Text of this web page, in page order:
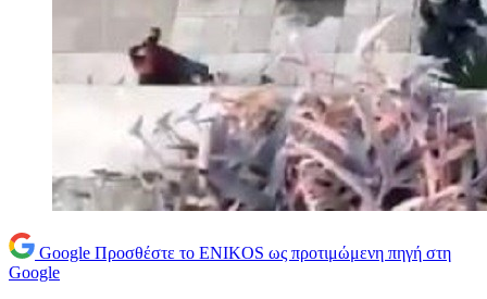
Google Προσθέστε το ENIKOS ως προτιμώμενη πηγή στη
Google